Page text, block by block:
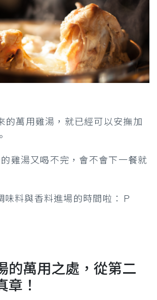
的萬用雞湯，就已經可以安撫加
雞湯又喝不完，會不會下一餐就
味料與香料進場的時間啦：Ｐ
的萬用之處，從第二
章！